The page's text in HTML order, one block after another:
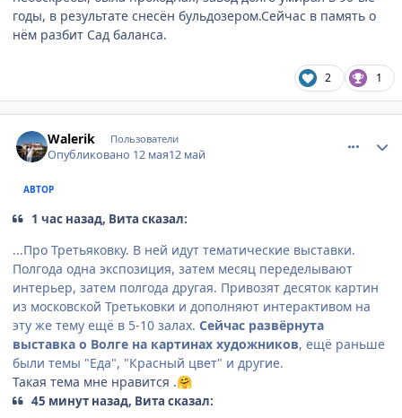
годы, в результате снесён бульдозером.Сейчас в память о
нём разбит Сад баланса.
2 1
Walerik Пользователи
Опубликовано 12 мая12 май
АВТОР
1 час назад, Вита сказал:
...Про Третьяковку. В ней идут тематические выставки.
Полгода одна экспозиция, затем месяц переделывают
интерьер, затем полгода другая. Привозят десяток картин
из московской Третьковки и дополняют интерактивом на
эту же тему ещё в 5-10 залах. Сейчас развёрнута
выставка о Волге на картинах художников, ещё раньше
были темы "Еда", "Красный цвет" и другие.
Такая тема мне нравится .🤗
45 минут назад, Вита сказал: